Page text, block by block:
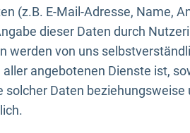
(z.B. E-Mail-Adresse, Name,
dieser Daten durch
werden von uns
angebotenen Dienste ist,
solcher Daten